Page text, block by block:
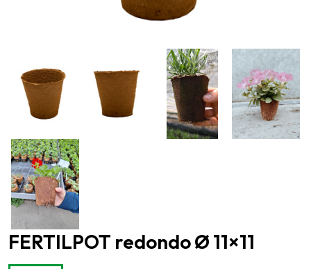
FERTILPOT redondo Ø 11×11